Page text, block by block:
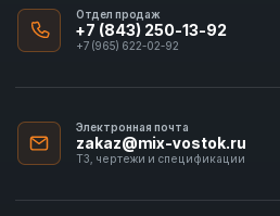
Отдел продаж
+7 (843) 250-13-92
+7 (965) 622-02-92
Электронная почта
zakaz@mix-vostok.ru
ТЗ, чертежи и спецификации